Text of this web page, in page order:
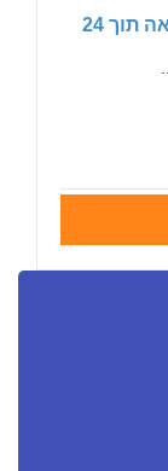
הלוואה באישור מיידי – קבלת הלוואה תוך 24